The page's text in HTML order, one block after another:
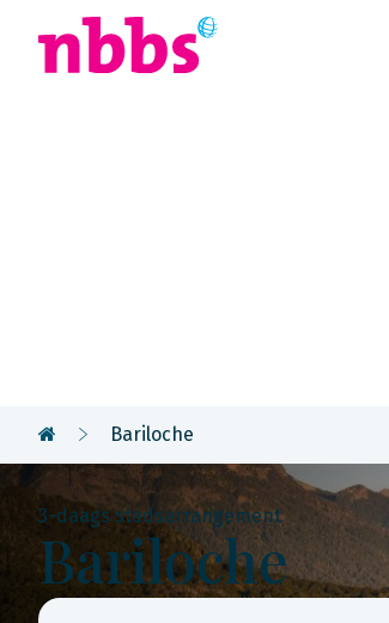
Bariloche
3-daags stadsarrangement
Bariloche